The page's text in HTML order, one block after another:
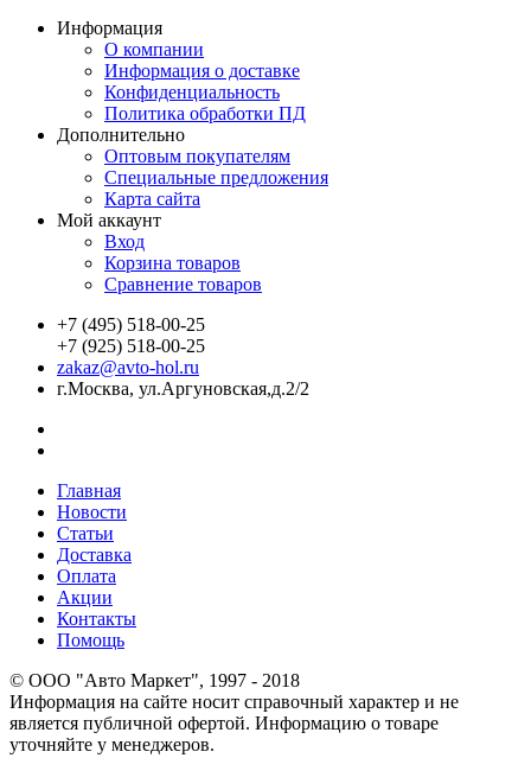
Информация
О компании
Информация о доставке
Конфиденциальность
Политика обработки ПД
Дополнительно
Оптовым покупателям
Специальные предложения
Карта сайта
Мой аккаунт
Вход
Корзина товаров
Сравнение товаров
+7 (495) 518-00-25
+7 (925) 518-00-25
zakaz@avto-hol.ru
г.Москва, ул.Аргуновская,д.2/2
Главная
Новости
Статьи
Доставка
Оплата
Акции
Контакты
Помощь
© OOO "Авто Маркет", 1997 - 2018
Информация на сайте носит справочный характер и не
является публичной офертой. Информацию о товаре
уточняйте у менеджеров.